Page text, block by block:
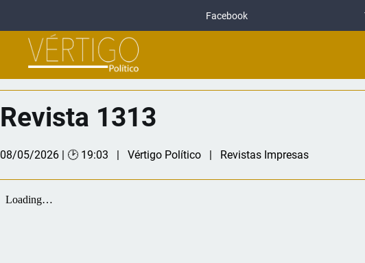
Facebook
Revista 1313
08/05/2026 | 🕑 19:03 Vértigo Político Revistas Impresas